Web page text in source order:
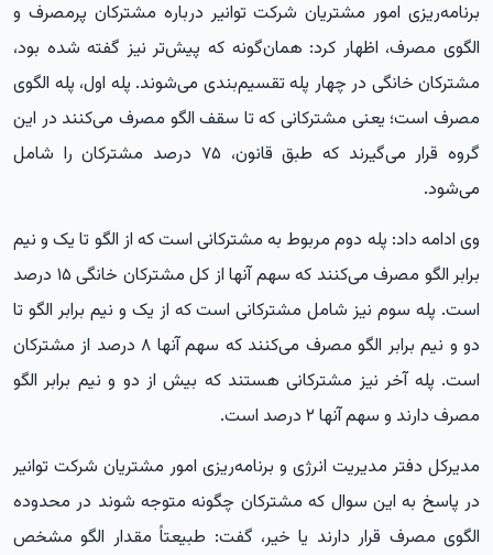
برنامه‌ریزی امور مشتریان شرکت توانیر درباره مشترکان پرمصرف و
الگوی مصرف، اظهار کرد: همان‌گونه که پیش‌تر نیز گفته شده بود،
مشترکان خانگی در چهار پله تقسیم‌بندی می‌شوند. پله اول، پله الگوی
مصرف است؛ یعنی مشترکانی که تا سقف الگو مصرف می‌کنند در این
گروه قرار می‌گیرند که طبق قانون، ۷۵ درصد مشترکان را شامل
می‌شود.
وی ادامه داد: پله دوم مربوط به مشترکانی است که از الگو تا یک و نیم
برابر الگو مصرف می‌کنند که سهم آنها از کل مشترکان خانگی ۱۵ درصد
است. پله سوم نیز شامل مشترکانی است که از یک و نیم برابر الگو تا
دو و نیم برابر الگو مصرف می‌کنند که سهم آنها ۸ درصد از مشترکان
است. پله آخر نیز مشترکانی هستند که بیش از دو و نیم برابر الگو
مصرف دارند و سهم آنها ۲ درصد است.
مدیرکل دفتر مدیریت انرژی و برنامه‌ریزی امور مشتریان شرکت توانیر
در پاسخ به این سوال که مشترکان چگونه متوجه شوند در محدوده
الگوی مصرف قرار دارند یا خیر، گفت: طبیعتاً مقدار الگو مشخص